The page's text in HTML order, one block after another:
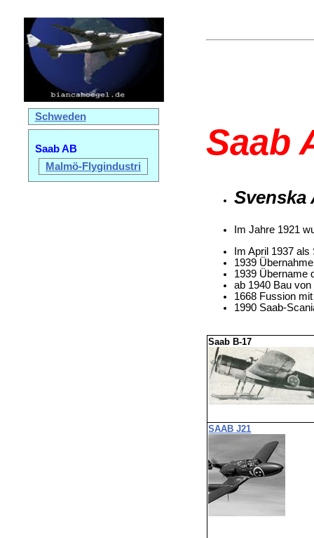
Schweden
Saab AB
Malmö-Flygindustri
Saab
Svenska
Im Jahre 1921
Im April 1937
1939
1939 Übername
ab 1940 Bau
1668 Fussion
1990 Saab-
Saab B-17
SAAB J21